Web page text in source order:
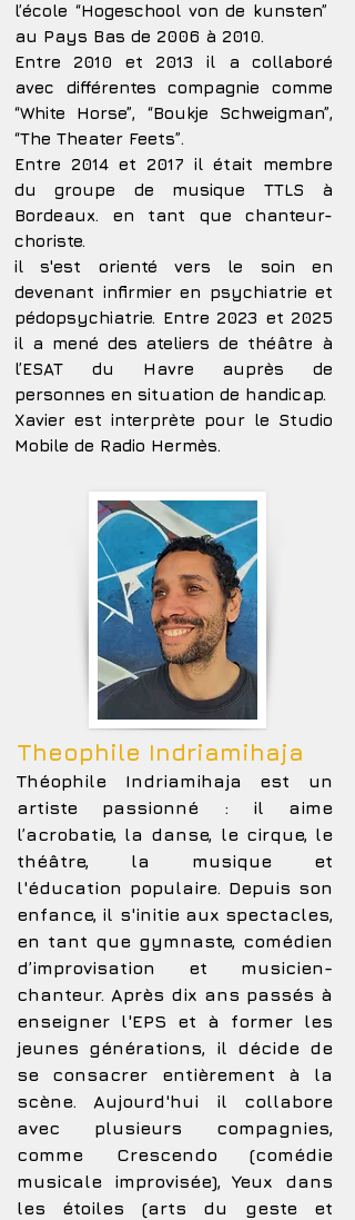
l’école “Hogeschool von de kunsten”
au Pays Bas de 2006 à 2010.
Entre 2010 et 2013 il a collaboré
avec différentes compagnie comme
“White Horse”, “Boukje Schweigman”,
“The Theater Feets”.
Entre 2014 et 2017 il était membre
du groupe de musique TTLS à
Bordeaux. en tant que chanteur-
choriste.
il s'est orienté vers le soin en
devenant infirmier en psychiatrie et
pédopsychiatrie. Entre 2023 et 2025
il a mené des ateliers de théâtre à
l’ESAT du Havre auprès de
personnes en situation de handicap.
Xavier est interprète pour le Studio
Mobile de Radio Hermès.
Theophile Indriamihaja
Théophile Indriamihaja est un
artiste passionné : il aime
l’acrobatie, la danse, le cirque, le
théâtre, la musique et
l'éducation populaire. Depuis son
enfance, il s'initie aux spectacles,
en tant que gymnaste, comédien
d’improvisation et musicien-
chanteur. Après dix ans passés à
enseigner l'EPS et à former les
jeunes générations, il décide de
se consacrer entièrement à la
scène. Aujourd'hui il collabore
avec plusieurs compagnies,
comme Crescendo (comédie
musicale improvisée), Yeux dans
les étoiles (arts du geste et